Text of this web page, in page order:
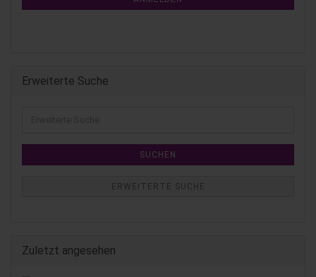
Erweiterte Suche
SUCHEN
ERWEITERTE SUCHE
Zuletzt angesehen